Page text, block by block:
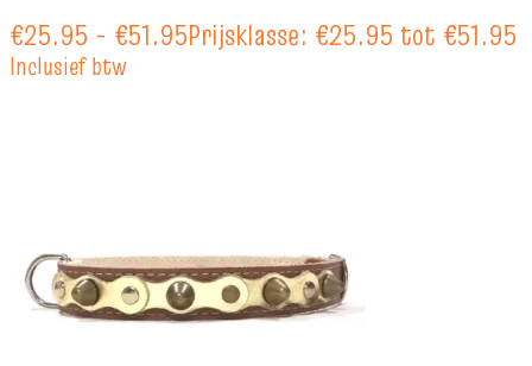
€25.95 - €51.95Prijsklasse: €25.95 tot €51.95
Inclusief btw